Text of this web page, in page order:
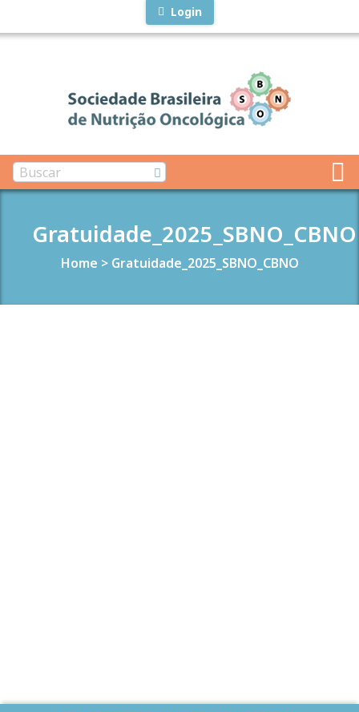
Login
Gratuidade_2025_SBNO_CBNO
Home > Gratuidade_2025_SBNO_CBNO